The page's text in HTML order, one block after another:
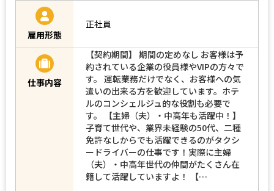
雇用形態
正社員
仕事内容
【契約期間】 期間の定めなし お客様は予
約されている企業の役員様やVIPの方々で
す。 運転業務だけでなく、お客様への気
遣いの出来る方を歓迎しています。ホテ
ルのコンシェルジュ的な役割も必要で
す。 【主婦（夫）・中高年も活躍中！】
子育て世代や、業界未経験の50代、二種
免許なしからでも活躍できるのがタクシ
ードライバーの仕事です！実際に主婦
（夫）・中高年世代の仲間がたくさん在
籍して活躍していますよ！ 【…